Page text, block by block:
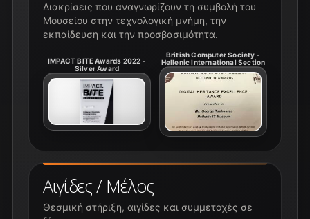
Αιγίδες / Μέλος
Θεσμική στήριξη, αιγίδες και συμμετοχές σε
Διακρίσεις που αναγνωρίζουν τη συμβολή του
Μουσείου στην τεχνολογική μνήμη, την
εκπαίδευση και την προσβασιμότητα.
IMPACT BITE Awards 2022 -
Silver Award
British Computer Society -
Hellenic International Section